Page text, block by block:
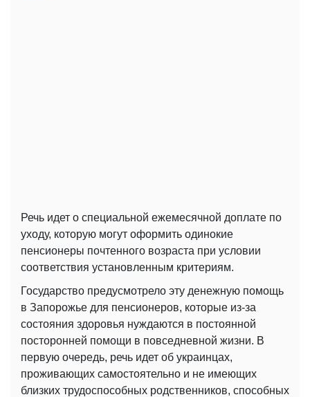
Речь идет о специальной ежемесячной доплате по
уходу, которую могут оформить одинокие
пенсионеры почтенного возраста при условии
соответствия установленным критериям.
Государство предусмотрело эту денежную помощь
в Запорожье для пенсионеров, которые из-за
состояния здоровья нуждаются в постоянной
посторонней помощи в повседневной жизни. В
первую очередь, речь идет об украинцах,
проживающих самостоятельно и не имеющих
близких трудоспособных родственников, способных